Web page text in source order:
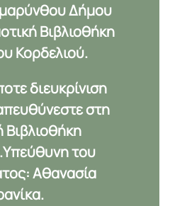
Δήμου
Βιβλιοθήκη
Κορδελιού.
διευκρίνιση
στη
Βιβλιοθήκη
του
Αθανασία